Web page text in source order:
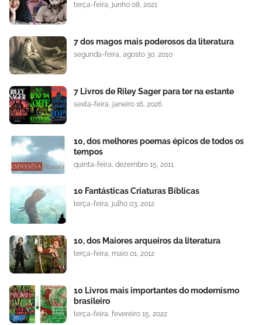
terça-feira, junho 08, 2021
7 dos magos mais poderosos da literatura
segunda-feira, agosto 30, 2010
7 Livros de Riley Sager para ter na estante
sexta-feira, janeiro 16, 2026
10, dos melhores poemas épicos de todos os
tempos
quinta-feira, dezembro 15, 2011
10 Fantásticas Criaturas Bíblicas
terça-feira, julho 03, 2012
10, dos Maiores arqueiros da literatura
terça-feira, maio 01, 2012
10 Livros mais importantes do modernismo
brasileiro
terça-feira, fevereiro 15, 2022